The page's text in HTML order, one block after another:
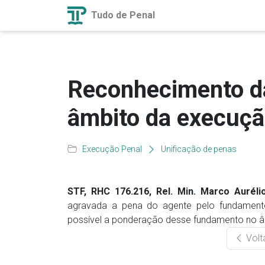
Tudo de Penal
Reconhecimento
âmbito da
Execução Penal Unificação de penas
STF, RHC 176.216, Rel. Min. Marco
agravada a pena do agente pelo
possível a ponderação desse fundamento no